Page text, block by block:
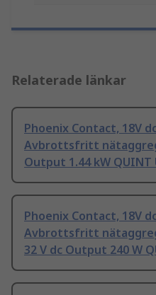
Relaterade länkar
Phoenix Contact, 18V
Avbrottsfritt
Output 1.44 kW QUINT
Phoenix Contact, 18V
Avbrottsfritt
32 V dc Output 240 W